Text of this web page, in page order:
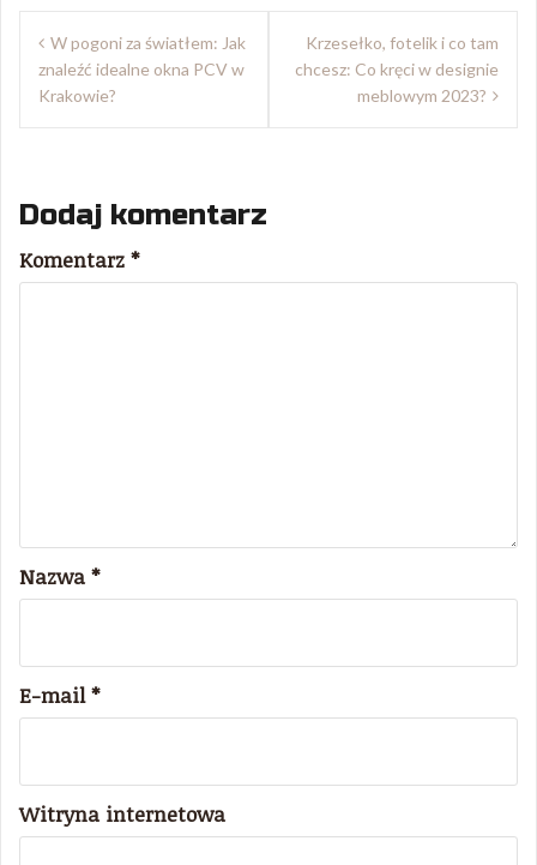
Nawigacja
wpisu
W pogoni za światłem: Jak
znaleźć idealne okna PCV w
Krakowie?
Krzesełko, fotelik i co tam
chcesz: Co kręci w designie
meblowym 2023?
Dodaj komentarz
Komentarz *
Nazwa *
E-mail*
Witryna internetowa